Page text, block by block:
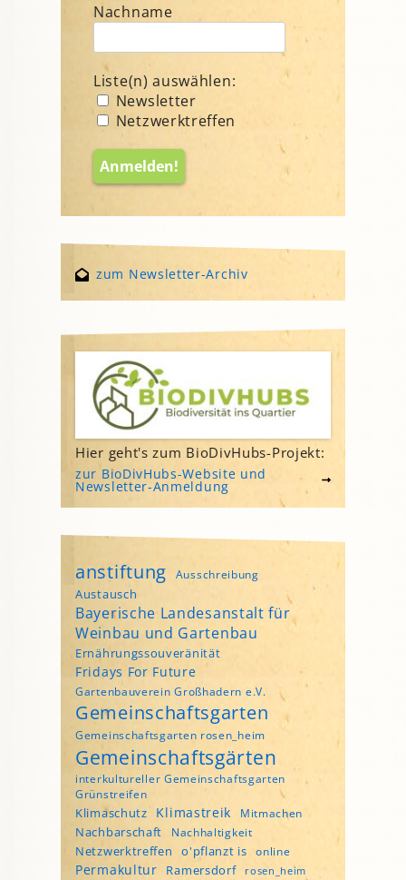
Nachname
Liste(n) auswählen:
Newsletter
Netzwerktreffen
zum Newsletter-Archiv
Hier geht's zum BioDivHubs-Projekt:
zur BioDivHubs-Website und
Newsletter-Anmeldung
anstiftung Ausschreibung
Austausch
Bayerische Landesanstalt für
Weinbau und Gartenbau
Ernährungssouveränität
Fridays For Future
Gartenbauverein Großhadern e.V.
Gemeinschaftsgarten
Gemeinschaftsgarten rosen_heim
Gemeinschaftsgärten
interkultureller Gemeinschaftsgarten
Grünstreifen
Klimaschutz Klimastreik Mitmachen
Nachbarschaft Nachhaltigkeit
Netzwerktreffen o'pflanzt is online
Permakultur Ramersdorf rosen_heim